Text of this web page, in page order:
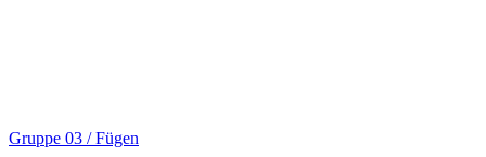
Gruppe 03 / Fügen